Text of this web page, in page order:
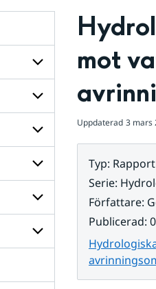
Undersidor
för
Väder
Undersidor
för
Klimat
Undersidor
för
Data
Undersidor
för
Professionella
tjänster
Undersidor
för
Kunskapsbanken
för
mot
Uppdaterad 3 mars
Typ: Rapport
Serie:
Författare:
Publicerad: